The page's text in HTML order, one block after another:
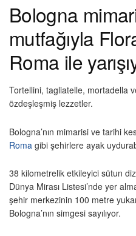
Bologna
mutfağıyla
Roma ile
Tortellini, tagliatelle, mortadella
özdeşleşmiş lezzetler.
Bologna’nın mimarisi ve tarihi
Roma gibi şehirlere ayak
38 kilometrelik etkileyici sütun
Dünya Mirası Listesi’nde yer
şehir merkezinin 100 metre
Bologna’nın simgesi sayılıyor.